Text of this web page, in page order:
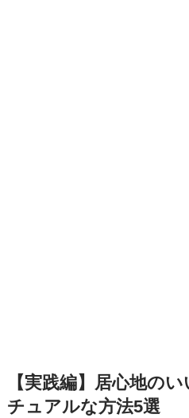
【実践編】居心地の
チュアルな方法5選